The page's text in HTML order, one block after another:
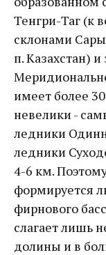
Тенгри-Таг (к
склонами
п. Казахстан)
имеет более
невелики -
ледники
ледники
4-6 км.
формируется
фирнового
слагает лишь
долины и в